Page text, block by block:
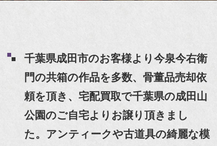
千葉県成田市のお客様より今泉今右衛
門の共箱の作品を多数、骨董品売却依
頼を頂き、宅配買取で千葉県の成田山
公園のご自宅よりお譲り頂きまし
た。アンティークや古道具の綺麗な模